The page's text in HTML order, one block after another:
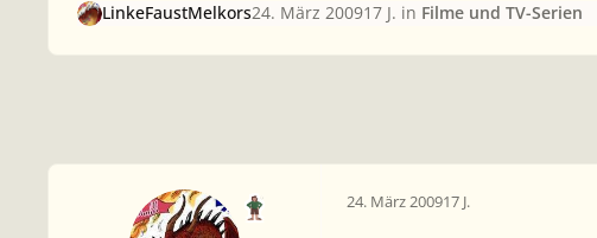
LinkeFaustMelkors24. März 200917 J. in Filme und TV-Serien
24. März 200917 J.